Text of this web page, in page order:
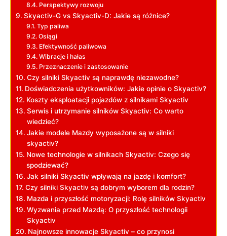
Perspektywy‌ rozwoju
Skyactiv-G‍ vs Skyactiv-D: Jakie są różnice?
Typ ⁤paliwa
Osiągi
Efektywność ⁣paliwowa
Wibracje ⁣i hałas
Przeznaczenie i zastosowanie
Czy silniki ⁢Skyactiv są naprawdę niezawodne?
Doświadczenia ⁣użytkowników:⁣ Jakie opinie o Skyactiv?
Koszty eksploatacji⁣ pojazdów z silnikami Skyactiv
Serwis i utrzymanie silników ​Skyactiv: ‍Co ‌warto
wiedzieć?
Jakie modele Mazdy wyposażone są ⁣w silniki ​
skyactiv?
Nowe ⁣technologie w silnikach ⁤Skyactiv: Czego się
spodziewać?
Jak silniki ⁤Skyactiv wpływają⁣ na jazdę i komfort?
Czy silniki ​Skyactiv‍ są ⁤dobrym wyborem ⁣dla rodzin?
Mazda i przyszłość motoryzacji: Rolę silników Skyactiv
Wyzwania przed Mazdą: O ‌przyszłość technologii​
Skyactiv
Najnowsze innowacje Skyactiv ⁢– ⁣co przynosi